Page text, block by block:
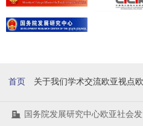
首页 关于我们学术交流欧亚视点
国务院发展研究中心欧亚社会